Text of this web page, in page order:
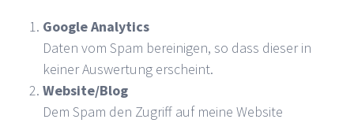
Google Analytics
Daten vom Spam bereinigen, so dass dieser in
keiner Auswertung erscheint.
Website/Blog
Dem Spam den Zugriff auf meine Website